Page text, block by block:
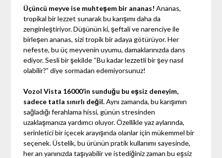
Üçüncü meyve ise muhteşem bir ananas! Ananas,
tropikal bir lezzet sunarak bu karışımı daha da
zenginleştiriyor. Düşünün ki, şeftali ve narenciye ile
birleşen ananas, sizi tropik bir adaya götürüyor. Her
nefeste, bu üç meyvenin uyumu, damaklarınızda dans
ediyor. Sesli bir şekilde “Bu kadar lezzetli bir şey nasıl
olabilir?” diye sormadan edemiyorsunuz!
Vozol Vista 16000’in sunduğu bu eşsiz deneyim,
sadece tatla sınırlı değil.Aynı zamanda, bu karışımın
sağladığı ferahlama hissi, günün stresinden
uzaklaşmanıza yardımcı oluyor. Özellikle yaz aylarında,
serinletici bir içecek arayışında olanlar için mükemmel bir
seçenek. Üstelik, bu ürünün pratik kullanımı sayesinde,
her an yanınızda taşıyabilir ve istediğiniz zaman bu eşsiz